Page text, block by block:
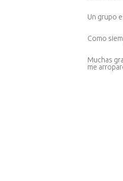
Un grupo
Como
Muchas
me